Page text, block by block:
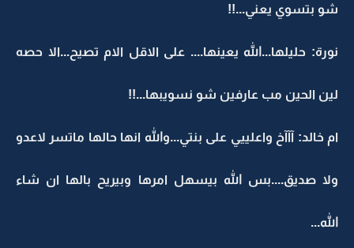
شو بتسوي يعني...!!
نورة: حليلها...الله يعينها.... على الاقل الام تصيح...الا حصه
لين الحين مب عارفين شو نسويبها...!!
ام خالد: آآآخ واعلييي على بنتي...والله انها حالها ماتسر لاعدو
ولا صديق....بس الله بيسهل امرها وبيريح بالها ان شاء
الله...